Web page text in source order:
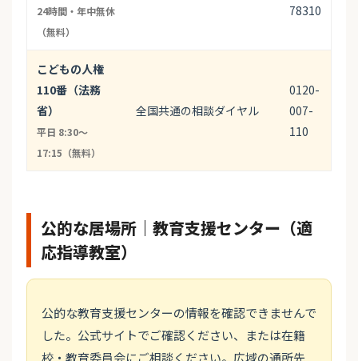
24時間・年中無休
（無料）
78310
こどもの人権
110番（法務
省）
平日 8:30〜
17:15（無料）
全国共通の相談ダイヤル
0120-
007-
110
公的な居場所｜教育支援センター（適
応指導教室）
公的な教育支援センターの情報を確認できませんで
した。公式サイトでご確認ください、または在籍